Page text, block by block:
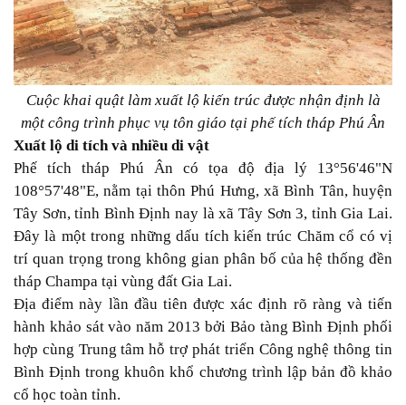
Cuộc khai quật làm xuất lộ kiến trúc được nhận định là
một công trình phục vụ tôn giáo tại phế tích tháp Phú Ân
Xuất lộ di tích và nhiều di vật
Phế tích tháp Phú Ân có tọa độ địa lý 13°56'46"N
108°57'48"E, nằm tại thôn Phú Hưng, xã Bình Tân, huyện
Tây Sơn, tỉnh Bình Định nay là xã Tây Sơn 3, tỉnh Gia Lai.
Đây là một trong những dấu tích kiến trúc Chăm cổ có vị
trí quan trọng trong không gian phân bố của hệ thống đền
tháp Champa tại vùng đất Gia Lai.
Địa điểm này lần đầu tiên được xác định rõ ràng và tiến
hành khảo sát vào năm 2013 bởi Bảo tàng Bình Định phối
hợp cùng Trung tâm hỗ trợ phát triển Công nghệ thông tin
Bình Định trong khuôn khổ chương trình lập bản đồ khảo
cổ học toàn tỉnh.